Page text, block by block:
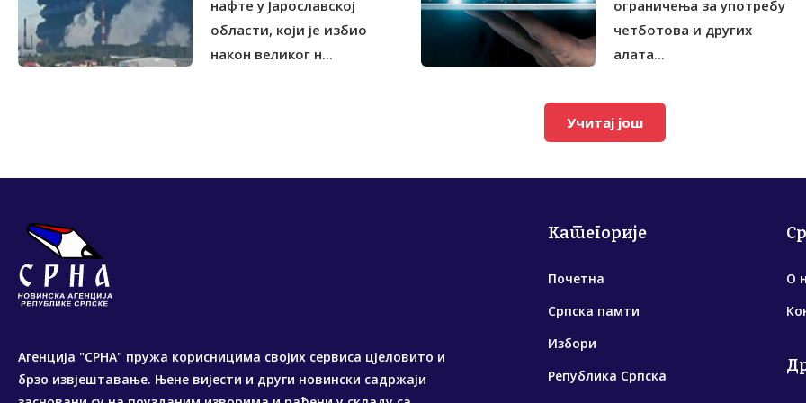
нафте у Јарославској
области, који је избио
након великог н...
ограничења за употребу
четботова и других
алата...
Учитај још
Агенција "СРНА" пружа корисницима својих сервиса цјеловито и
брзо извјештавање. Њене вијести и други новински садржаји
Категорије
Почетна
Српска памти
Избори
Република Српска
О